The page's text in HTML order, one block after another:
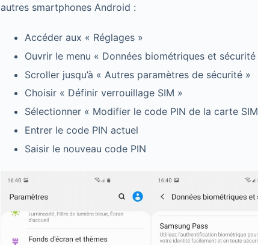
autres smartphones Android :
Accéder aux « Réglages »
Ouvrir le menu « Données biométriques et sécurité
Scroller jusqu’à « Autres paramètres de sécurité »
Choisir « Définir verrouillage SIM »
Sélectionner « Modifier le code PIN de la carte
Entrer le code PIN actuel
Saisir le nouveau code PIN